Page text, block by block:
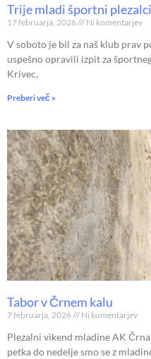
Trije mladi športni
17 februarja, 2026 Ni komentarjev
V soboto je bil za naš klub prav
uspešno opravili izpit za
Krivec,
Preberi več »
Tabor v Črnem kalu
7 februarja, 2026 Ni komentarjev
Plezalni vikend mladine AK
petka do nedelje smo se z